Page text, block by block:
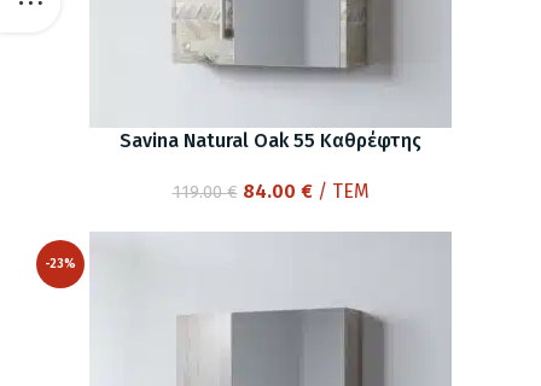
Savina Natural Oak 55 Καθρέφτης
119.00€ Original
84.00 €Η
/ ΤΕΜ
-23%